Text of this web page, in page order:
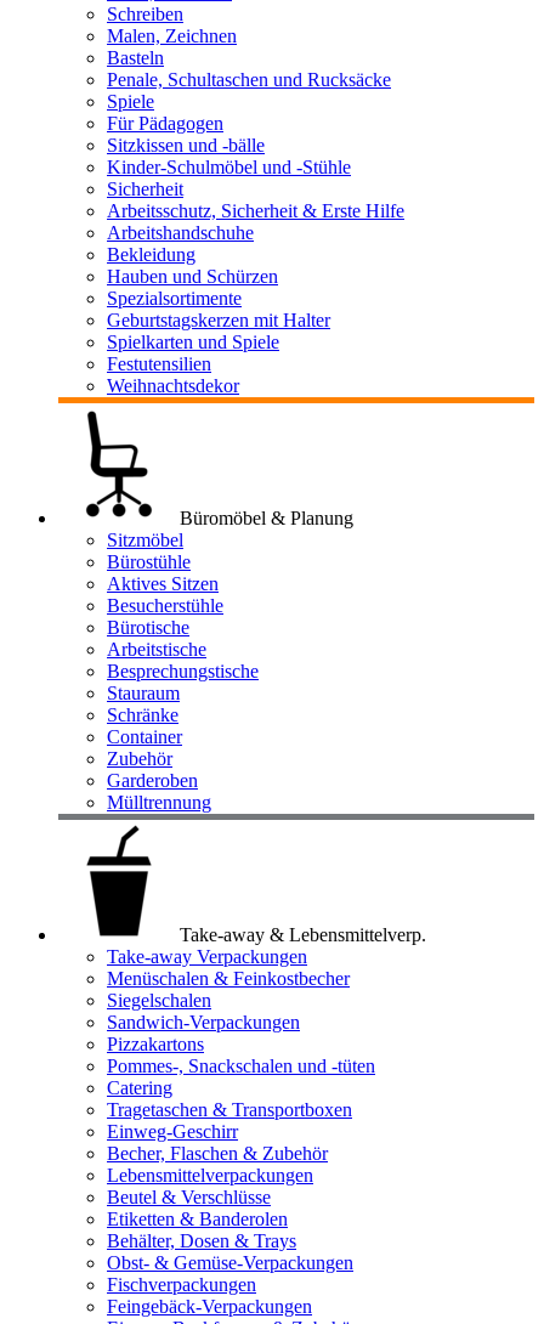
Schreiben
Malen, Zeichnen
Basteln
Penale, Schultaschen und Rucksäcke
Spiele
Für Pädagogen
Sitzkissen und -bälle
Kinder-Schulmöbel und -Stühle
Sicherheit
Arbeitsschutz, Sicherheit & Erste Hilfe
Arbeitshandschuhe
Bekleidung
Hauben und Schürzen
Spezialsortimente
Geburtstagskerzen mit Halter
Spielkarten und Spiele
Festutensilien
Weihnachtsdekor
Büromöbel & Planung
Sitzmöbel
Bürostühle
Aktives Sitzen
Besucherstühle
Bürotische
Arbeitstische
Besprechungstische
Stauraum
Schränke
Container
Zubehör
Garderoben
Mülltrennung
Take-away & Lebensmittelverp.
Take-away Verpackungen
Menüschalen & Feinkostbecher
Siegelschalen
Sandwich-Verpackungen
Pizzakartons
Pommes-, Snackschalen und -tüten
Catering
Tragetaschen & Transportboxen
Einweg-Geschirr
Becher, Flaschen & Zubehör
Lebensmittelverpackungen
Beutel & Verschlüsse
Etiketten & Banderolen
Behälter, Dosen & Trays
Obst- & Gemüse-Verpackungen
Fischverpackungen
Feingebäck-Verpackungen